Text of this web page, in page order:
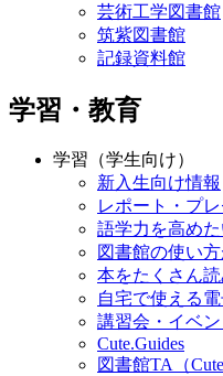
芸術工学図書館
筑紫図書館
記録資料館
学習・教育
学習（学生向け）
新入生向け情報
レポート・プ
語学力を高め
図書館の使い
本をたくさん
自宅で使える
講習会・イベン
Cute.Guides
図書館TA（